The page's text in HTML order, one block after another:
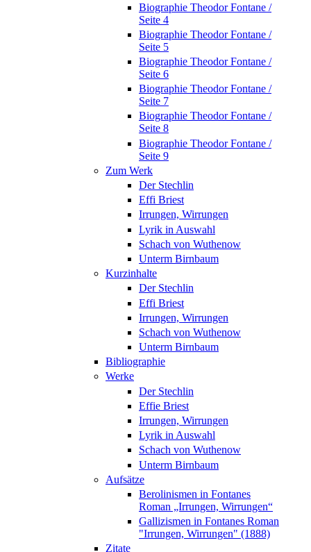
Biographie Theodor Fontane /
Seite 4
Biographie Theodor Fontane /
Seite 5
Biographie Theodor Fontane /
Seite 6
Biographie Theodor Fontane /
Seite 7
Biographie Theodor Fontane /
Seite 8
Biographie Theodor Fontane /
Seite 9
Zum Werk
Der Stechlin
Effi Briest
Irrungen, Wirrungen
Lyrik in Auswahl
Schach von Wuthenow
Unterm Birnbaum
Kurzinhalte
Der Stechlin
Effi Briest
Irrungen, Wirrungen
Schach von Wuthenow
Unterm Birnbaum
Bibliographie
Werke
Der Stechlin
Effie Briest
Irrungen, Wirrungen
Lyrik in Auswahl
Schach von Wuthenow
Unterm Birnbaum
Aufsätze
Berolinismen in Fontanes
Roman „Irrungen, Wirrungen“
Gallizismen in Fontanes Roman
"Irrungen, Wirrungen" (1888)
Zitate